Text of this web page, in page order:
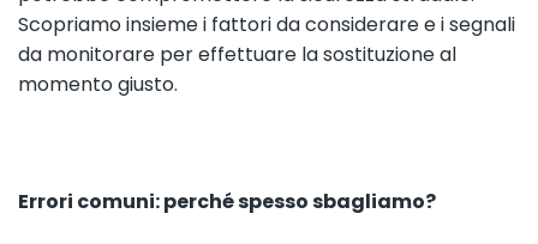
Scopriamo insieme i fattori da considerare e i segnali
da monitorare per effettuare la sostituzione al
momento giusto.
Errori comuni: perché spesso sbagliamo?